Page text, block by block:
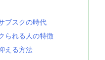
ブスクの時代
られる人の特徴
える方法